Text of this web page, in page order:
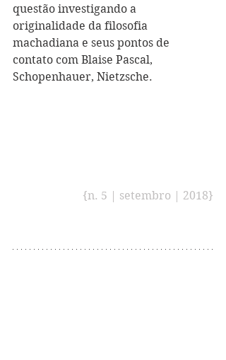
questão investigando a
originalidade da filosofia
machadiana e seus pontos de
contato com Blaise Pascal,
Schopenhauer, Nietzsche.
{n. 5 | setembro | 2018}